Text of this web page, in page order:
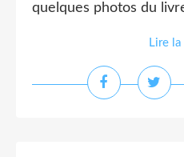
quelques photos du
Lire